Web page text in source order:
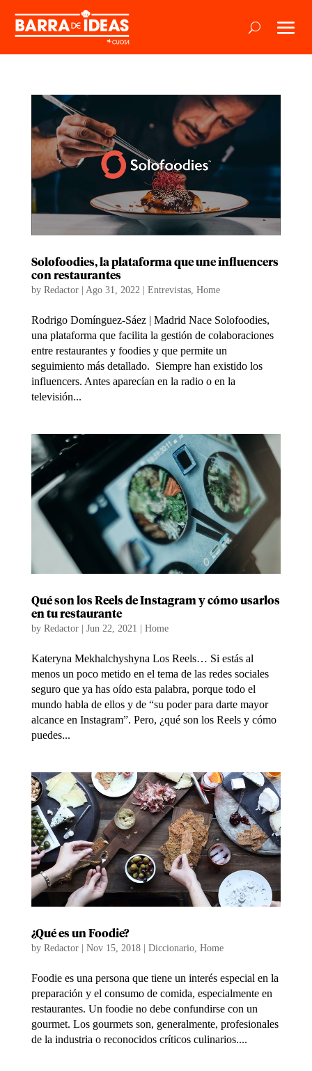
Solofoodies, la plataforma que une influencers
con restaurantes
by Redactor| Ago 31, 2022 | Entrevistas, Home
Rodrigo Domínguez-Sáez | Madrid Nace Solofoodies,
una plataforma que facilita la gestión de colaboraciones
entre restaurantes y foodies y que permite un
seguimiento más detallado. Siempre han existido los
influencers. Antes aparecían en la radio o en la
televisión...
Qué son los Reels de Instagram y cómo usarlos
en tu restaurante
by Redactor| Jun 22, 2021 Home
Kateryna Mekhalchyshyna Los Reels… Si estás al
menos un poco metido en el tema de las redes sociales
seguro que ya has oído esta palabra, porque todo el
mundo habla de ellos y de “su poder para darte mayor
alcance en Instagram”. Pero, ¿qué son los Reels y cómo
puedes...
¿Qué es un Foodie?
by Redactor| Nov 15, 2018| Diccionario, Home
Foodie es una persona que tiene un interés especial en la
preparación y el consumo de comida, especialmente en
restaurantes. Un foodie no debe confundirse con un
gourmet. Los gourmets son, generalmente, profesionales
de la industria o reconocidos críticos culinarios....